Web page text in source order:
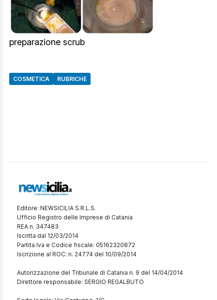
preparazione scrub
COSMETICA RUBRICHE
Editore: NEWSICILIA S.R.L.S.
Ufficio Registro delle Imprese di Catania
REA n. 347483
Iscritta dal 12/03/2014
Partita Iva e Codice fiscale: 05162320872
Iscrizione al ROC: n. 24774 del 10/09/2014
Autorizzazione del Tribunale di Catania n. 9 del 14/04/2014
Direttore responsabile: SERGIO REGALBUTO